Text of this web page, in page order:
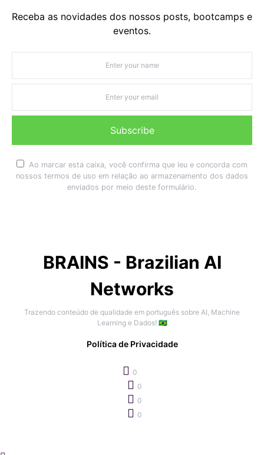
Receba as novidades dos nossos posts, bootcamps e
eventos.
Subscribe
Ao marcar esta caixa, você confirma que leu e concorda com
nossos termos de uso em relação ao armazenamento dos dados
enviados por meio deste formulário.
BRAINS - Brazilian AI
Networks
Trazendo conteúdo de qualidade em português sobre AI, Machine
Learning e Dados! 🇧🇷
0
0
0
0
Política de Privacidade